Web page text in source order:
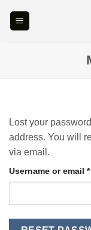
Lost your
address. You will
via email.
Username or email *